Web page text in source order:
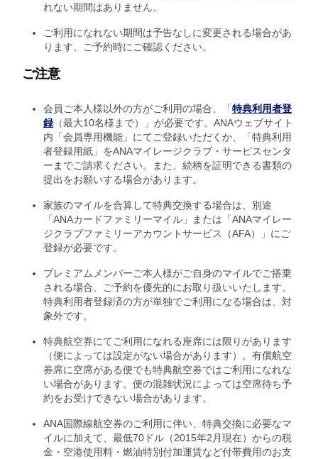
れない期間はありません。
ご利用になれない期間は予告なしに変更される場合があ
ります。ご予約時にご確認ください。
ご注意
会員ご本人様以外の方がご利用の場合、「 特典利用者登
録 （最大10名様まで）」が必要です。ANAウェブサイト
内「会員専用機能」にてご登録いただくか、「特典利用
者登録用紙」をANAマイレージクラブ・サービスセンタ
ーまでご請求ください。また、続柄を証明できる書類の
提出をお願いする場合があります。
家族のマイルを合算して特典交換する場合は、別途
「ANAカードファミリーマイル」または「ANAマイレー
ジクラブファミリーアカウントサービス（AFA）」にご
登録が必要です。
プレミアムメンバーご本人様がご自身のマイルでご搭乗
される場合、ご予約を優先的にお取り扱いいたします。
特典利用者登録済の方が単独でご利用になる場合は、対
象外です。
特典航空券にてご利用になれる座席には限りがあります
（便によっては設定がない場合があります）。有償航空
券席に空席がある便でも特典航空券ではご利用になれな
い場合があります。便の混雑状況によっては空席待ち予
約をお受けできない場合があります。
ANA国際線航空券のご利用に伴い、特典交換に必要なマ
イルに加えて、最低70ドル（2015年2月現在）からの税
金・空港使用料・燃油特別付加運賃など付帯費用のお支